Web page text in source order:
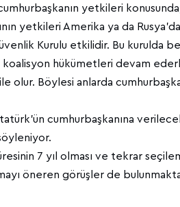
yetkileri
yetkileri Amerika ya da
Kurulu etkilidir. Bu
koalisyon hükümetleri devam
olur. Böylesi anlarda
cumhurbaşkanına
7 yıl olması ve tekrar
öneren görüşler de